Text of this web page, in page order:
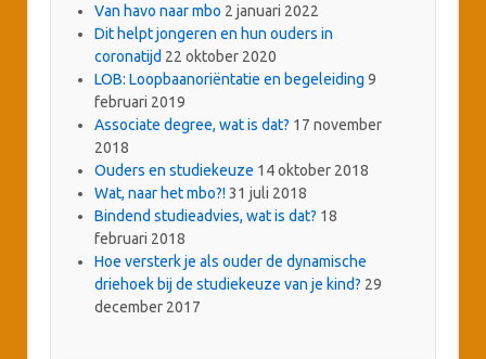
Van havo naar mbo 2 januari 2022
Dit helpt jongeren en hun ouders in
coronatijd 22 oktober 2020
LOB: Loopbaanoriëntatie en begeleiding 9
februari 2019
Associate degree, wat is dat? 17 november
2018
Ouders en studiekeuze 14 oktober 2018
Wat, naar het mbo?!31 juli 2018
Bindend studieadvies, wat is dat? 18
februari 2018
Hoe versterk je als ouder de dynamische
driehoek bij de studiekeuze van je kind? 29
december 2017